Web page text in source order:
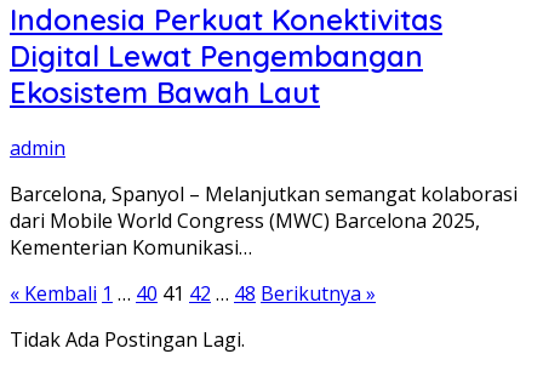
Indonesia Perkuat Konektivitas
Digital Lewat Pengembangan
Ekosistem Bawah Laut
admin
Barcelona, Spanyol – Melanjutkan semangat kolaborasi
dari Mobile World Congress (MWC) Barcelona 2025,
Kementerian Komunikasi…
Paginasi
pos
« Kembali 1 … 40 41 42 … 48 Berikutnya »
Tidak Ada Postingan Lagi.